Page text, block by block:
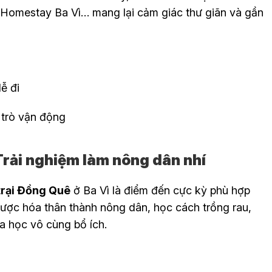
Ba Vì… mang lại cảm giác thư giãn và gần
đi
vận động
nghiệm làm nông dân nhí
Đồng Quê ở Ba Vì là điểm đến cực kỳ phù hợp
hóa thân thành nông dân, học cách trồng rau,
học vô cùng bổ ích.